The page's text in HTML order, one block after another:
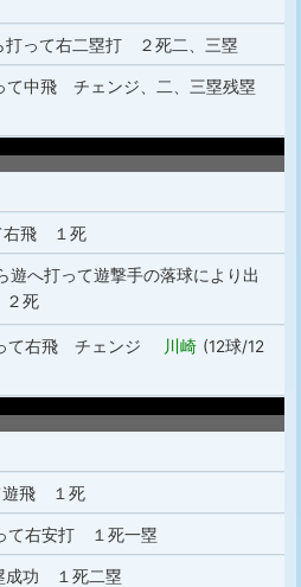
打って右二塁打 ２死二、三塁
て中飛 チェンジ、二、三塁残塁
右飛 １死
遊へ打って遊撃手の落球により出
死
て右飛 チェンジ 川崎 (12球/12
遊飛 １死
て右安打 １死一塁
成功 １死二塁